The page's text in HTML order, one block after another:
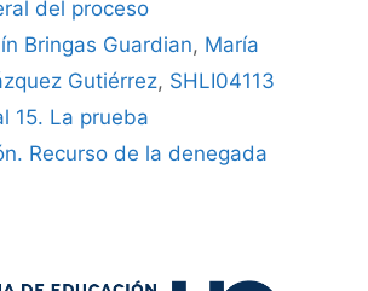
del proceso
Bringas Guardian, María
Gutiérrez, SHLI04113
15. La prueba
Recurso de la denegada